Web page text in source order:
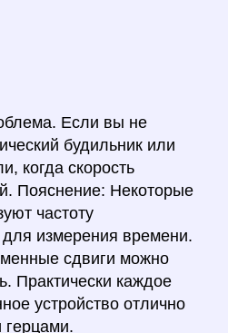
Если вы не
будильник или
когда скорость
Пояснение: Некоторые
частоту
для измерения времени.
сдвиги можно
Практически каждое
устройство отлично
герцами.